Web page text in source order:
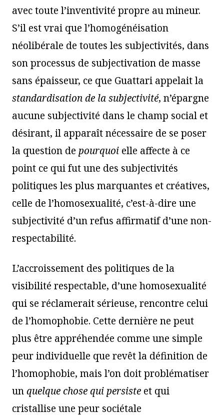
avec toute l’inventivité propre au mineur.
S’il est vrai que l’homogénéisation
néolibérale de toutes les subjectivités, dans
son processus de subjectivation de masse
sans épaisseur, ce que Guattari appelait la
standardisation de la subjectivité, n’épargne
aucune subjectivité dans le champ social et
désirant, il apparaît nécessaire de se poser
la question de pourquoi elle affecte à ce
point ce qui fut une des subjectivités
politiques les plus marquantes et créatives,
celle de l’homosexualité, c’est-à-dire une
subjectivité d’un refus affirmatif d’une non-
respectabilité.
L’accroissement des politiques de la
visibilité respectable, d’une homosexualité
qui se réclamerait sérieuse, rencontre celui
de l’homophobie. Cette dernière ne peut
plus être appréhendée comme une simple
peur individuelle que revêt la définition de
l’homophobie, mais l’on doit problématiser
unquelque chose qui persiste et qui
cristallise une peur sociétale